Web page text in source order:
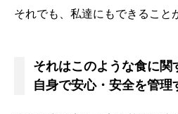
それでも、私達にもできること
それはこのような食に関
自身で安心・安全を管理